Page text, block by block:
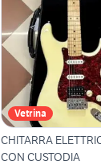
Vetrina
CHITARRA
CON CUSTODIA